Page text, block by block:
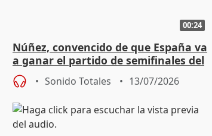
00:24
Núñez, convencido de que España va
a ganar el partido de semifinales del
Mundial
Sonido Totales 13/07/2026